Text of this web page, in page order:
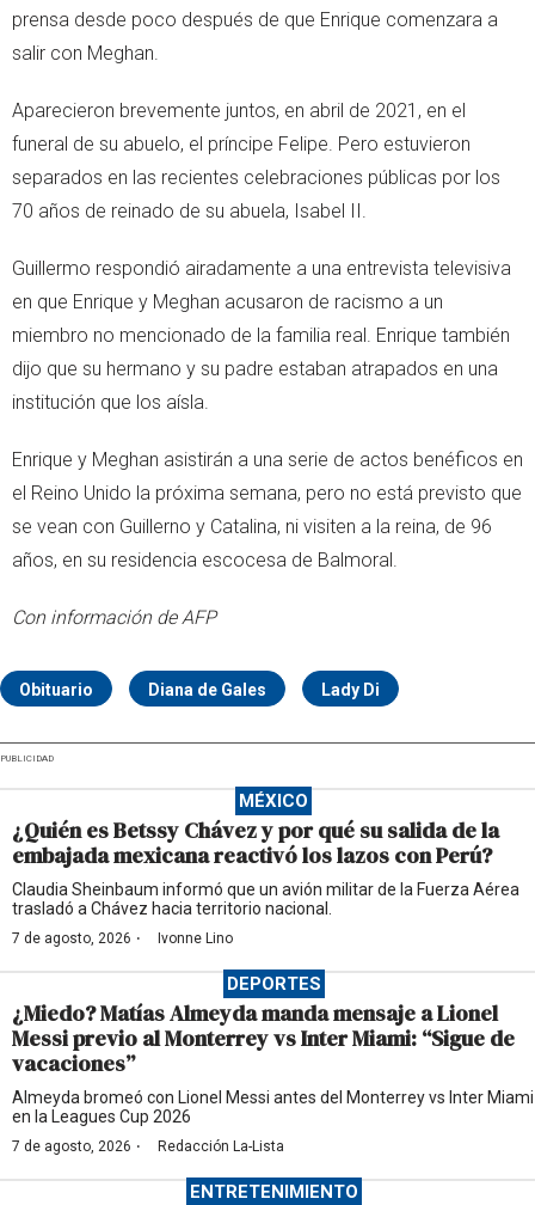
prensa desde poco después de que Enrique comenzara a
salir con Meghan.
Aparecieron brevemente juntos, en abril de 2021, en el
funeral de su abuelo, el príncipe Felipe. Pero estuvieron
separados en las recientes celebraciones públicas por los
70 años de reinado de su abuela, Isabel II.
Guillermo respondió airadamente a una entrevista televisiva
en que Enrique y Meghan acusaron de racismo a un
miembro no mencionado de la familia real. Enrique también
dijo que su hermano y su padre estaban atrapados en una
institución que los aísla.
Enrique y Meghan asistirán a una serie de actos benéficos en
el Reino Unido la próxima semana, pero no está previsto que
se vean con Guillerno y Catalina, ni visiten a la reina, de 96
años, en su residencia escocesa de Balmoral.
Con información de AFP
Obituario Diana de Gales Lady Di
PUBLICIDAD
MÉXICO
¿Quién es Betssy Chávez y por qué su salida de la
embajada mexicana reactivó los lazos con Perú?
Claudia Sheinbaum informó que un avión militar de la Fuerza Aérea
trasladó a Chávez hacia territorio nacional.
7 de agosto, 2026 · Ivonne Lino
DEPORTES
¿Miedo? Matías Almeyda manda mensaje a Lionel
Messi previo al Monterrey vs Inter Miami: “Sigue de
vacaciones”
Almeyda bromeó con Lionel Messi antes del Monterrey vs Inter Miami
en la Leagues Cup 2026
7 de agosto, 2026 · Redacción La-Lista
ENTRETENIMIENTO